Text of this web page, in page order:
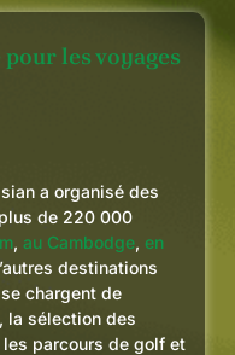
les voyages
a organisé des
de 220 000
, au Cambodge, en
destinations
chargent de
la sélection des
parcours de golf et